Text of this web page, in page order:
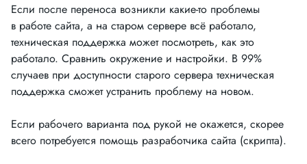
Если после переноса возникли какие-то проблемы
в работе сайта, а на старом сервере всё работало,
техническая поддержка может посмотреть, как это
работало. Сравнить окружение и настройки. В 99%
случаев при доступности старого сервера техническая
поддержка сможет устранить проблему на новом.
Если рабочего варианта под рукой не окажется, скорее
всего потребуется помощь разработчика сайта (скрипта).